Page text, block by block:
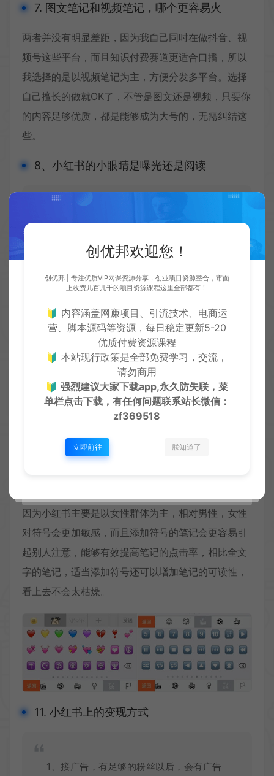
7. 图文笔记和视频笔记，哪个更容易火
两者并没有明显差距，因为我自己同时在做抖音、视
频号这些平台，而且知识付费赛道更适合口播，所以
我选择的是以视频笔记为主，方便分发多平台。选择
自己擅长的做就OK了，不管是图文还是视频，只要你
的内容足够优质，都是能够成为大号的，无需纠结这
些。
8、小红书的小眼睛是曝光还是阅读
曝光：指的是你的笔记发布以后，系统给你
点开你的笔记观看。
阅读：也就是大家常说的小眼睛，一个人点
开了你的笔记看，就算一个小眼睛。
9.图文笔记比例多少比较好
目前小红书博主，最常用的图片尺寸包括1:1、3:4、
易吸引别人点击，上热门涨粉。
因为小红书主要是以女性群体为主，相对男性，女性
对符号会更加敏感，而且添加符号的笔记会更容易引
起别人注意，能够有效提高笔记的点击率，相比全文
字的笔记，适当添加符号还可以增加笔记的可读性，
看上去不会太枯燥。
11. 小红书上的变现方式
1、接广告，有足够的粉丝以后，会有广告
创优邦欢迎您！
创优邦 | 专注优质VIP网课资源分享，创业项目资源整合，市面
上收费几百几千的项目资源课程这里全部都有！
🔰 内容涵盖网赚项目、引流技术、电商运
营、脚本源码等资源，每日稳定更新5-20
优质付费资源课程
🔰 本站现行政策是全部免费学习，交流，
请勿商用
🔰强烈建议大家下载app,永久防失联，菜
单栏点击下载，有任何问题联系站长微信：
zf369518
立即前往 朕知道了